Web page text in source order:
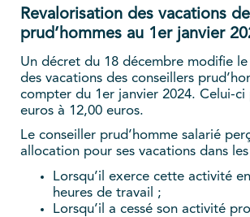
Revalorisation des vacations
prud’hommes au 1er janvier
Un décret du 18 décembre modifie
des vacations des conseillers
compter du 1er janvier 2024. Celui-ci
euros à 12,00 euros.
Le conseiller prud’homme salarié
allocation pour ses vacations dans
Lorsqu’il exerce cette activité
heures de travail ;
Lorsqu’il a cessé son activité